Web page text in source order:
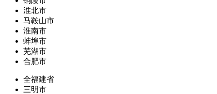
淮北市
马鞍山市
淮南市
蚌埠市
芜湖市
合肥市
全福建省
三明市